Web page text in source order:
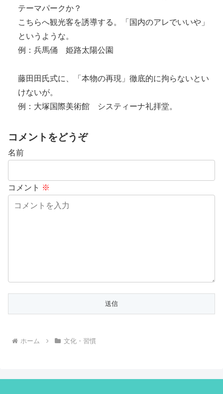
テーマパークか？
こちらへ観光客を誘導する。「国内のアレでいいや」
というような。
例：兵馬俑 姫路太陽公園
藤田田氏式に、「本物の再現」徹底的に拘らないとい
けないが。
例：大塚国際美術館 システィーナ礼拝堂。
コメントをどうぞ
名前
コメント ※
ホーム 文化・習慣